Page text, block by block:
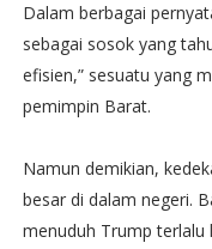
Dalam berbagai
sebagai sosok yang
efisien,” sesuatu yang
pemimpin Barat.
Namun demikian,
besar di dalam negeri.
menuduh Trump terlalu